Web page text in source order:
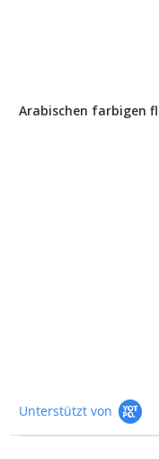
Arabischen farbigen
Unterstützt von